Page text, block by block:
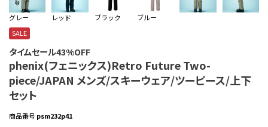
グレー レッド ブラック
ブルー
SALE
タイムセール43%OFF
phenix(フェニックス)Retro Future Two-
piece/JAPAN メンズ/スキーウェア/ツーピース/上下
セット
商品番号 psm232p41